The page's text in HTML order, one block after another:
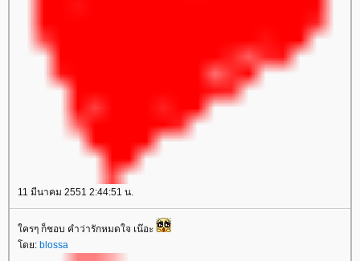
11 มีนาคม 2551 2:44:51 น.
ใครๆ ก็ชอบ คำว่ารักหมดใจ เน๊อะ
โดย: blossa